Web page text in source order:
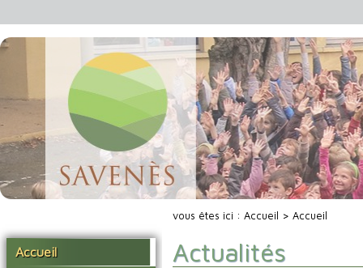
Accueil
vous êtes ici : Accueil > Accueil
Actualités